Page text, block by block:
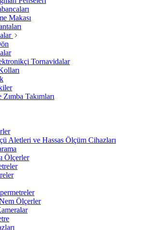
Makası
Tornavidalar
Zımba Takımları
Aletleri ve Hassas Ölçüm Cihazları
Ölçerler
Ölçerler